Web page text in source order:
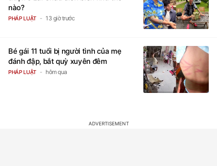
nào?
PHÁP LUẬT 13 giờ trước
Bé gái 11 tuổi bị người tình của mẹ
đánh đập, bắt quỳ xuyên đêm
PHÁP LUẬT hôm qua